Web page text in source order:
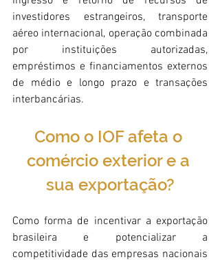
investidores estrangeiros, transporte
aéreo internacional, operação combinada
por instituições autorizadas,
empréstimos e financiamentos externos
de médio e longo prazo e transações
interbancárias.
Como o IOF afeta o
comércio exterior e a
sua exportação?
Como forma de incentivar a exportação
brasileira e potencializar a
competitividade das empresas nacionais